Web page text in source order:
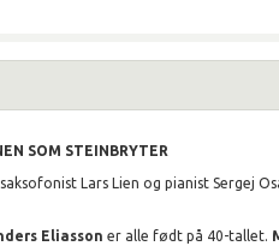
SOM STEINBRYTER
Lars Lien og pianist Sergej
Eliasson er alle født på 40-tallet.